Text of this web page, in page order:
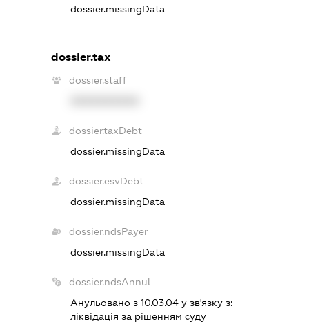
dossier.missingData
dossier.tax
dossier.staff
dossier.taxDebt
dossier.missingData
dossier.esvDebt
dossier.missingData
dossier.ndsPayer
dossier.missingData
dossier.ndsAnnul
Анульовано з 10.03.04 у зв'язку з:
лiквiдацiя за рiшенням суду